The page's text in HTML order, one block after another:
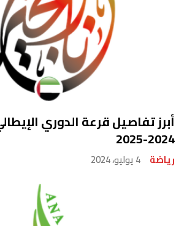
أبرز تفاصيل قرعة الدوري
2024-2025
رياضة 4 يوليو، 2024